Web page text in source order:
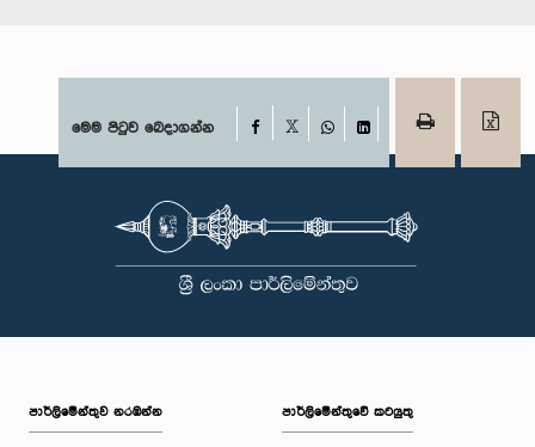
මෙම පිටුව බෙදාගන්න Facebook
WhatsAppLinkedIn
පාර්ලි‌මේන්තුව නරඹන්න පාර්ලිමේන්තුවේ කටයුතු